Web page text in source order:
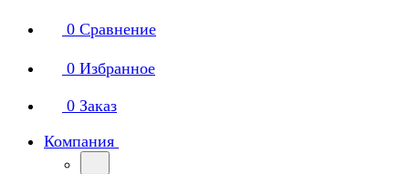
0 Сравнение
0 Избранное
0 Заказ
Компания